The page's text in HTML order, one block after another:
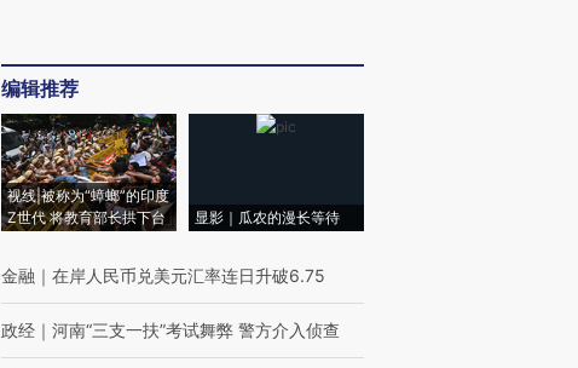
编辑推荐
视线|被称为“蟑螂”的印度
Z世代 将教育部长拱下台
显影｜瓜农的漫长等待
金融 ｜ 在岸人民币兑美元汇率连日升破6.75
政经 ｜ 河南“三支一扶”考试舞弊 警方介入侦查